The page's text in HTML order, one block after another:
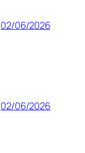
02/06/2026
02/06/2026